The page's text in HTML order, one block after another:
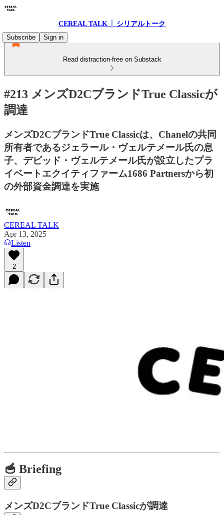
CEREAL TALK │ シリアルトーク
Subscribe
Sign in
Read distraction-free on Substack
#213 メンズD2CブランドTrue Classicが
調達
メンズD2CブランドTrue Classicは、Chanelの共同
所有者であるジェラール・ヴェルテメール氏の息
子、デビッド・ヴェルテメール氏が設立したプラ
イベートエクイティファーム1686 Partnersから初
の外部資金調達を実施
CEREAL TALK
Apr 13, 2025
Listen
2
🥣 Briefing
メンズD2CブランドTrue Classicが調達